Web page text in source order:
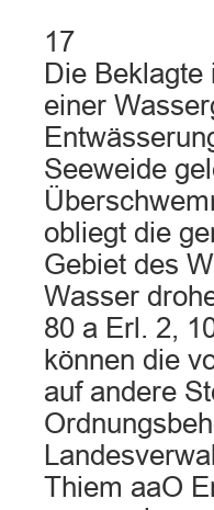
17
Die
einer
Seeweide
obliegt die
Gebiet des
Wasser
80 a Erl. 2,
können die
auf andere
Thiem aaO